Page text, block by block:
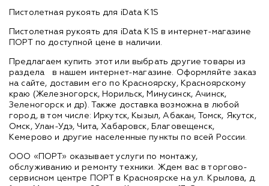
Пистолетная рукоять для iData K1S
Пистолетная рукоять для iData K1S в интернет-магазине
ПОРТ по доступной цене в наличии.
Предлагаем купить этот или выбрать другие товары из
раздела
в нашем интернет-магазине. Оформляйте заказ
на сайте, доставим его по Красноярску, Красноярскому
краю (Железногорск, Норильск, Минусинск, Ачинск,
Зеленогорск и др). Также доставка возможна в любой
город, в том числе: Иркутск, Кызыл, Абакан, Томск, Якутск,
Омск, Улан-Удэ, Чита, Хабаровск, Благовещенск,
Кемерово и другие населенные пункты по всей России.
ООО «ПОРТ» оказывает услуги по монтажу,
обслуживанию и ремонту техники. Ждем вас в торгово-
сервисном центре ПОРТ в Красноярске на ул. Крылова, д.